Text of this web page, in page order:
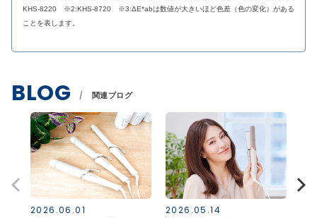
KHS-8220 ※2:KHS-8720 ※3:ΔE*abは数値が大きいほど色差（色の変化）がある
ことを表します。
BLOG 関連ブログ
2026.06.01 2026.05.14